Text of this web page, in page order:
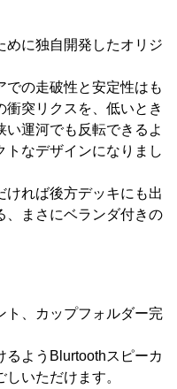
めに独自開発したオリジ
での走破性と安定性はも
突リクスを、低いとき
運河でも反転できるよ
トなデザインになりまし
ければ後方デッキにも出
、まさにベランダ付きの
ト、カップフォルダー完
るようBlurtoothスピーカ
いただけます。